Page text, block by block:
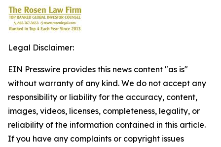
Legal Disclaimer:
EIN Presswire provides this news content "as is"
without warranty of any kind. We do not accept any
responsibility or liability for the accuracy, content,
images, videos, licenses, completeness, legality, or
reliability of the information contained in this article.
If you have any complaints or copyright issues